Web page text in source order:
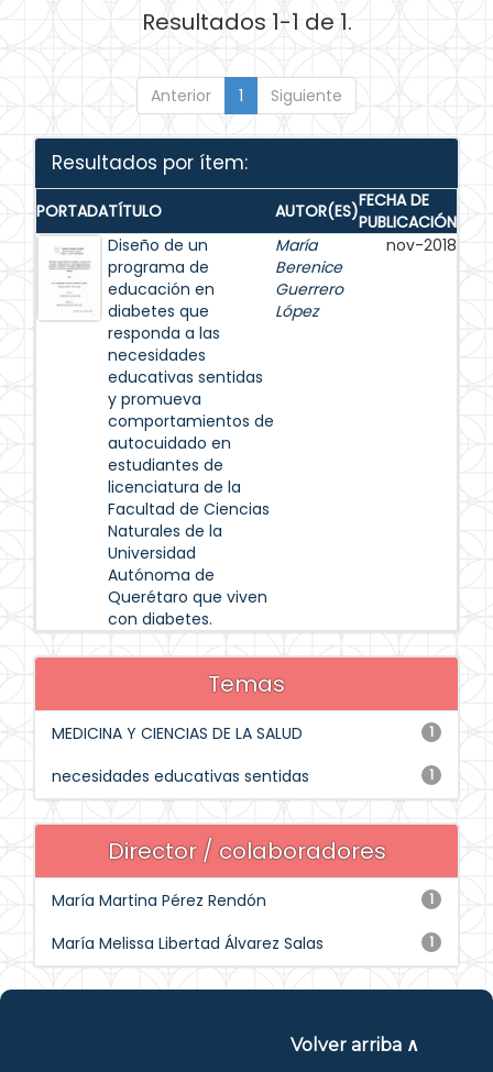
Resultados 1-1 de 1.
Anterior 1 Siguiente
Resultados por ítem:
PORTADATÍTULO AUTOR(ES)FECHA DE
PUBLICACIÓN
Diseño de un
programa de
educación en
diabetes que
responda a las
necesidades
educativas sentidas
y promueva
comportamientos de
autocuidado en
estudiantes de
licenciatura de la
Facultad de Ciencias
Naturales de la
Universidad
Autónoma de
Querétaro que viven
con diabetes.
María
Berenice
Guerrero
López
nov-2018
Temas
1
MEDICINA Y CIENCIAS DE LA SALUD
1
necesidades educativas sentidas
Director / colaboradores
1
María Martina Pérez Rendón
1
María Melissa Libertad Álvarez Salas
Volver arriba ∧